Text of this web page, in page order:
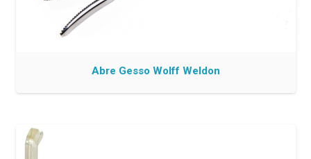
Abre Gesso Wolff Weldon